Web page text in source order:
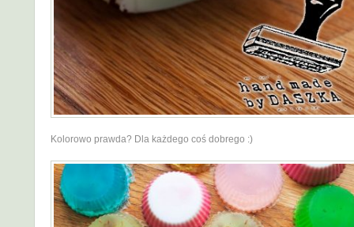
Kolorowo prawda? Dla każdego coś dobrego :)